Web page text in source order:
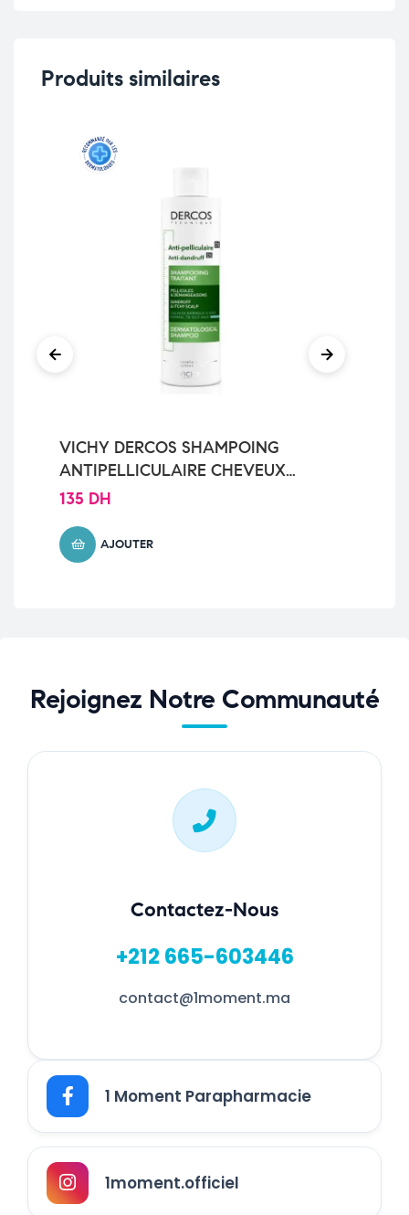
Produits similaires
VICHY DERCOS SHAMPOING
ANTIPELLICULAIRE CHEVEUX
NORMAUX A GRAS 200 ML
135 DH
AJOUTER
Rejoignez Notre Communauté
Contactez-Nous
+212 665-603446
contact@1moment.ma
1 Moment Parapharmacie
1moment.officiel